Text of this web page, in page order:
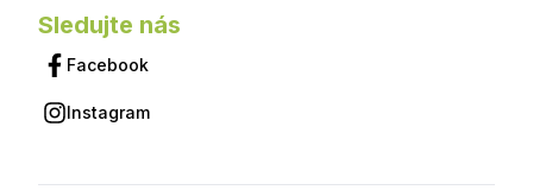
Sledujte nás
Facebook
Instagram